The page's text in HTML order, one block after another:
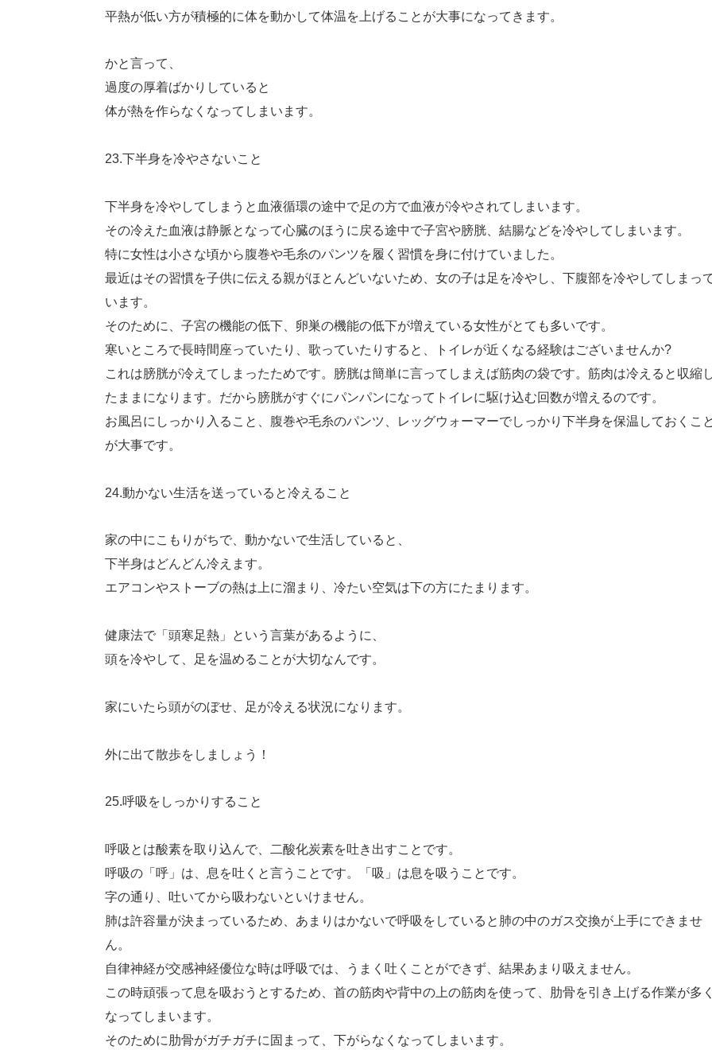
平熱が低い方が積極的に体を動かして体温を上げることが大事になってきます。
かと言って、
過度の厚着ばかりしていると
体が熱を作らなくなってしまいます。
23.下半身を冷やさないこと
下半身を冷やしてしまうと血液循環の途中で足の方で血液が冷やされてしまいます。
その冷えた血液は静脈となって心臓のほうに戻る途中で子宮や膀胱、結腸などを冷やしてしまいます。
特に女性は小さな頃から腹巻や毛糸のパンツを履く習慣を身に付けていました。
最近はその習慣を子供に伝える親がほとんどいないため、女の子は足を冷やし、下腹部を冷やしてしまっ
います。
そのために、子宮の機能の低下、卵巣の機能の低下が増えている女性がとても多いです。
寒いところで長時間座っていたり、歌っていたりすると、トイレが近くなる経験はございませんか?
これは膀胱が冷えてしまったためです。膀胱は簡単に言ってしまえば筋肉の袋です。筋肉は冷えると収縮
たままになります。だから膀胱がすぐにパンパンになってトイレに駆け込む回数が増えるのです。
お風呂にしっかり入ること、腹巻や毛糸のパンツ、レッグウォーマーでしっかり下半身を保温しておくこ
が大事です。
24.動かない生活を送っていると冷えること
家の中にこもりがちで、動かないで生活していると、
下半身はどんどん冷えます。
エアコンやストーブの熱は上に溜まり、冷たい空気は下の方にたまります。
健康法で「頭寒足熱」という言葉があるように、
頭を冷やして、足を温めることが大切なんです。
家にいたら頭がのぼせ、足が冷える状況になります。
外に出て散歩をしましょう！
25.呼吸をしっかりすること
呼吸とは酸素を取り込んで、二酸化炭素を吐き出すことです。
呼吸の「呼」は、息を吐くと言うことです。「吸」は息を吸うことです。
字の通り、吐いてから吸わないといけません。
肺は許容量が決まっているため、あまりはかないで呼吸をしていると肺の中のガス交換が上手にできませ
ん。
自律神経が交感神経優位な時は呼吸では、うまく吐くことができず、結果あまり吸えません。
この時頑張って息を吸おうとするため、首の筋肉や背中の上の筋肉を使って、肋骨を引き上げる作業が多
なってしまいます。
そのために肋骨がガチガチに固まって、下がらなくなってしまいます。